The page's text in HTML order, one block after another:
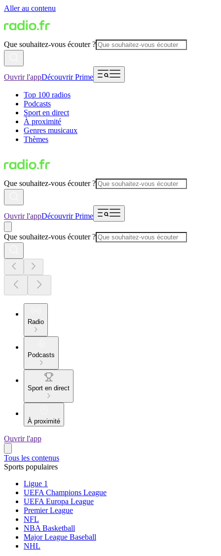
Aller au contenu
Que souhaitez-vous écouter ?
Ouvrir l'appDécouvrir Prime
Top 100 radios
Podcasts
Sport en direct
À proximité
Genres musicaux
Thèmes
Que souhaitez-vous écouter ?
Ouvrir l'appDécouvrir Prime
Que souhaitez-vous écouter ?
Radio
Podcasts
Sport en direct
À proximité
Ouvrir l'app
Tous les contenus
Sports populaires
Ligue 1
UEFA Champions League
UEFA Europa League
Premier League
NFL
NBA Basketball
Major League Baseball
NHL